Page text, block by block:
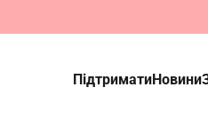
ПідтриматиНовини